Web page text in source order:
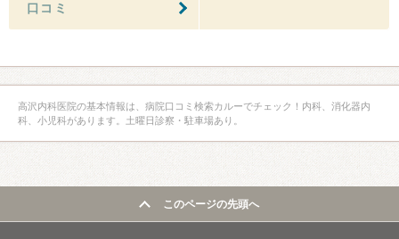
口コミ
高沢内科医院の基本情報は、病院口コミ検索カルーでチェック！内科、消化器内
科、小児科があります。土曜日診察・駐車場あり。
このページの先頭へ